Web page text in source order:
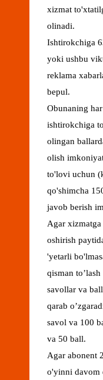
xizmat
olinadi.
Ishtirokchiga
yoki ushbu
reklama
bepul.
Obunaning
ishtirokchiga
olingan
olish
to'lovi uchun
qo'shimcha
javob berish
Agar
oshirish
'yetarli
qisman
savollar va
qarab
savol va 100
va 50 ball.
Agar abonent
o'yinni davom